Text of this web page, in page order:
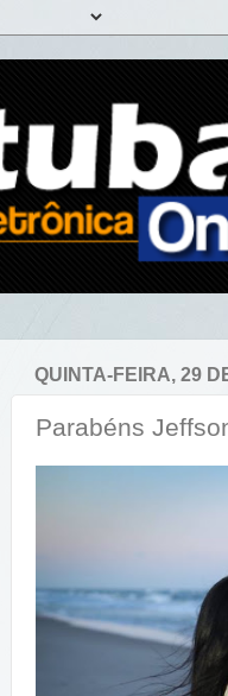
QUINTA-FEIRA, 29
Parabéns